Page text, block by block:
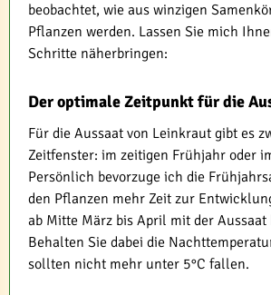
beobachtet, wie aus winzigen
Pflanzen werden. Lassen Sie mich
Schritte näherbringen:
Der optimale Zeitpunkt für die
Für die Aussaat von Leinkraut gibt es
Zeitfenster: im zeitigen Frühjahr oder
Persönlich bevorzuge ich die
den Pflanzen mehr Zeit zur
ab Mitte März bis April mit der Aussaat
Behalten Sie dabei die
sollten nicht mehr unter 5°C fallen.